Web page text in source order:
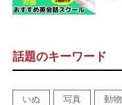
話題のキーワード
いぬ 写真 動物